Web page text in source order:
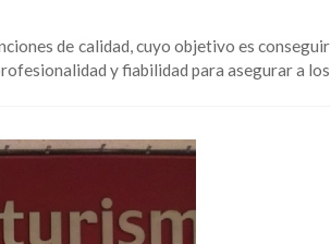
de calidad, cuyo objetivo es conseguir
y fiabilidad para asegurar a los